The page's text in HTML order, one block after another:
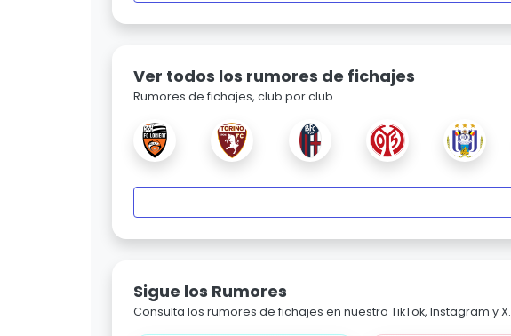
Ver todos los rumores de fichajes
Rumores de fichajes, club por club.
Sigue los Rumores
Consulta los rumores de fichajes en nuestro TikTok, Instagram y X.